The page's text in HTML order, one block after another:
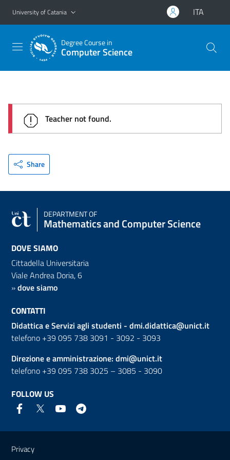
Go to main content
Go to navigation menu
University of Catania ITA
Degree Course in
Computer Science
Teacher not found.
Share
DEPARTMENT OF
Mathematics and Computer Science
DOVE SIAMO
Cittadella Universitaria
Viale Andrea Doria, 6
»dove siamo
CONTATTI
Didattica e Servizi agli studenti - dmi.didattica@unict.it
telefono +39 095 738 3091 - 3092 - 3093
Direzione e amministrazione: dmi@unict.it
telefono +39 095 738 3025 – 3085 - 3090
FOLLOW US
Useful links and information
Privacy